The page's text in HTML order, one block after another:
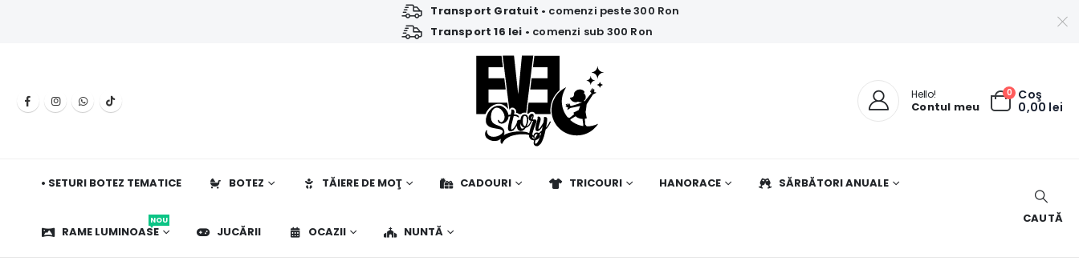
Transport Gratuit • comenzi peste 300 Ron
Transport 16 lei • comenzi sub 300 Ron
Hello!
Contul meu
0 Coş
0,00 lei
• SETURI BOTEZ TEMATICE BOTEZ TĂIERE DE MOŢ CADOURI TRICOURI HANORACE SĂRBĂTORI ANUALE
RAME LUMINOASE
NOU
JUCĂRII OCAZII NUNTĂ
CAUTĂ